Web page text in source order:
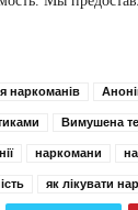
наркоманів
Вимушена
наркомани
як лікувати